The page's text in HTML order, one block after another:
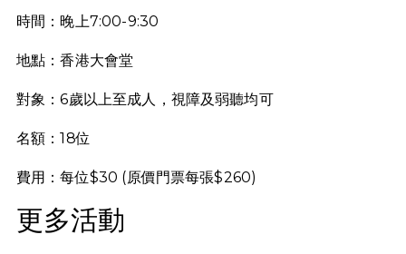
時間：晚上7:00-9:30
地點：香港大會堂
對象：6歲以上至成人，視障及弱聽均可
名額：18位
費用：每位$30 (原價門票每張$260)
更多活動